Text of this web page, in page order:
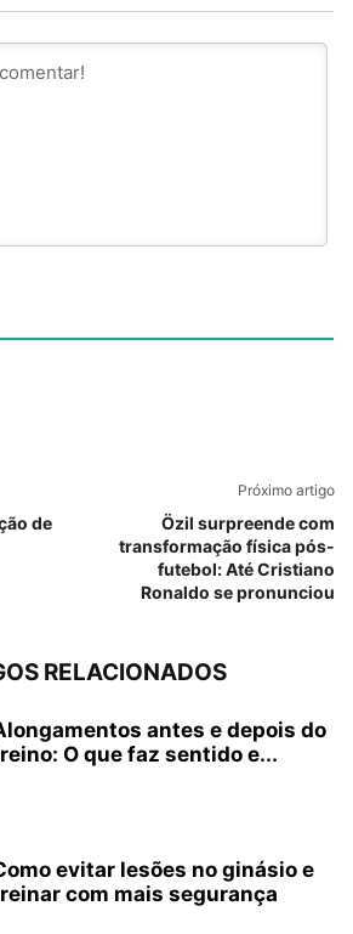
de
Próximo artigo
Özil surpreende com
transformação física pós-
futebol: Até Cristiano
Ronaldo se pronunciou
RELACIONADOS
antes e depois do
O que faz sentido e...
evitar lesões no ginásio e
com mais segurança